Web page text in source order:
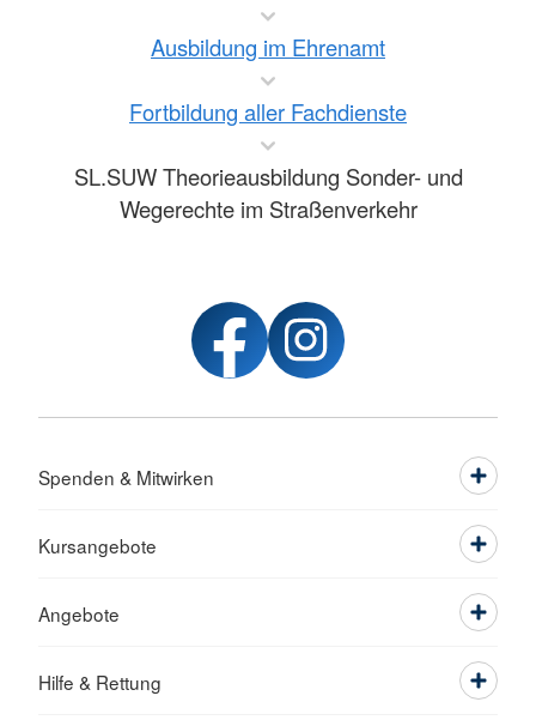
Ausbildung im Ehrenamt
Fortbildung aller Fachdienste
SL.SUW Theorieausbildung Sonder- und
Wegerechte im Straßenverkehr
Spenden & Mitwirken
Kursangebote
Angebote
Hilfe & Rettung